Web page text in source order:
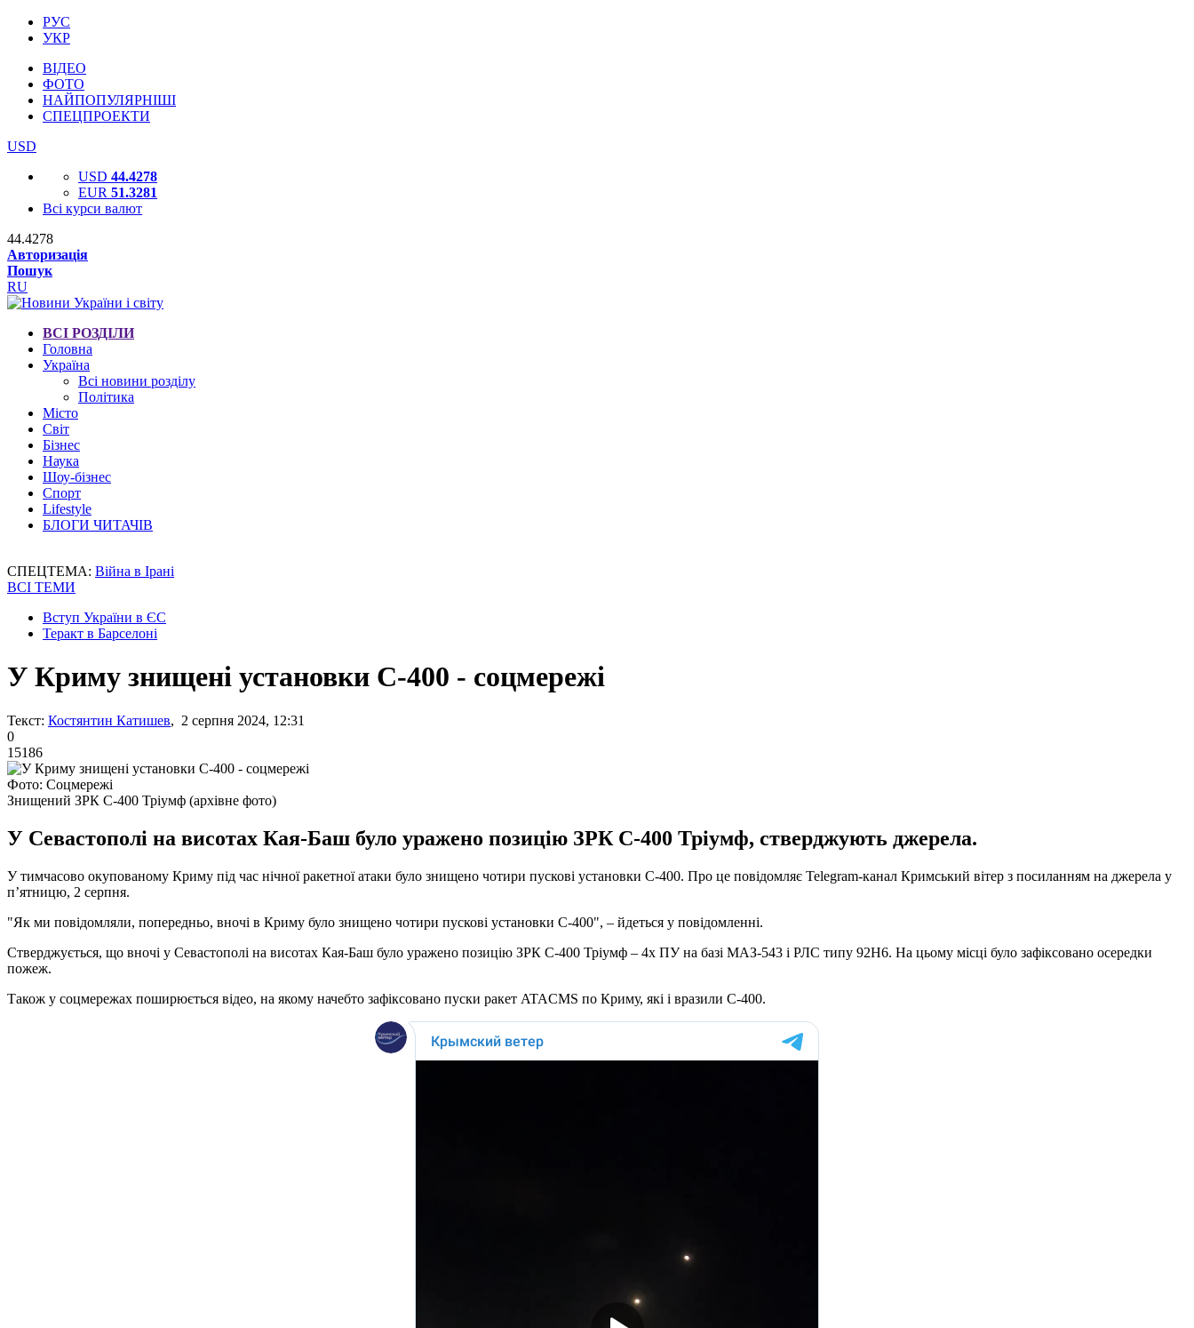
РУС
УКР
ВІДЕО
ФОТО
НАЙПОПУЛЯРНІШІ
СПЕЦПРОЕКТИ
USD
USD 44.4278
EUR 51.3281
Всі курси валют
44.4278
Авторизація
Пошук
RU
ВСІ РОЗДІЛИ
Головна
Україна
Всі новини розділу
Політика
Місто
Світ
Бізнес
Наука
Шоу-бізнес
Спорт
Lifestyle
БЛОГИ ЧИТАЧІВ
СПЕЦТЕМА: Війна в Ірані
ВСІ ТЕМИ
Вступ України в ЄС
Теракт в Барселоні
У Криму знищені установки С-400 - соцмережі
Текст: Костянтин Катишев, 2 серпня 2024, 12:31
0
15186
Фото: Соцмережі
Знищений ЗРК С-400 Тріумф (архівне фото)
У Севастополі на висотах Кая-Баш було уражено позицію ЗРК С-400 Тріумф, стверджують джерела.
У тимчасово окупованому Криму під час нічної ракетної атаки було знищено чотири пускові установки С-400. Про це повідомляє Telegram-канал Кримський вітер з посиланням на джерела у
п’ятницю, 2 серпня.
"Як ми повідомляли, попередньо, вночі в Криму було знищено чотири пускові установки С-400", – йдеться у повідомленні.
Стверджується, що вночі у Севастополі на висотах Кая-Баш було уражено позицію ЗРК С-400 Тріумф – 4х ПУ на базі МАЗ-543 і РЛС типу 92Н6. На цьому місці було зафіксовано осередки
пожеж.
Також у соцмережах поширюється відео, на якому начебто зафіксовано пуски ракет ATACMS по Криму, які і вразили С-400.